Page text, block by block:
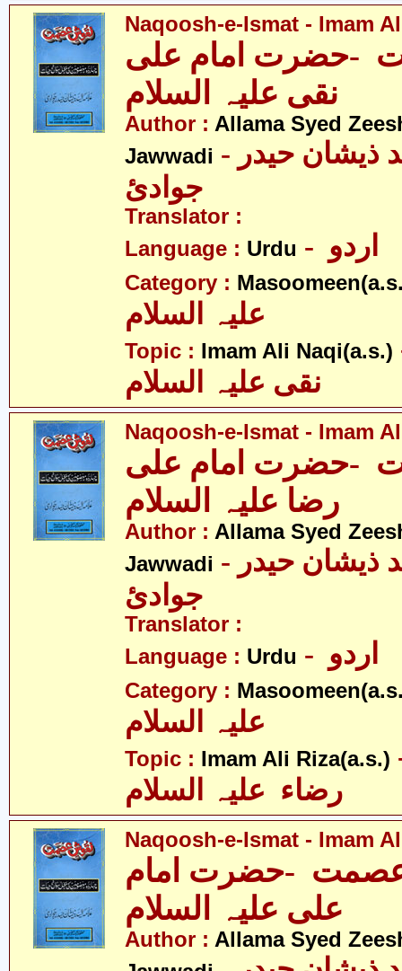
Naqoosh-e-Ismat - Imam
-حضرت امام علی
نقی علیہ السلام
Author : Allama Syed
Jawwadi - علامہ سیّد ذیشان حیدر
جوادئ
Translator :
Language : Urdu
Category :
Topic : Imam Ali Naqi(a.s.)
نقی علیہ السلام
Naqoosh-e-Ismat - Imam
-حضرت امام علی
رضا علیہ السلام
Author : Allama Syed
Jawwadi - علامہ سیّد ذیشان حیدر
جوادئ
Translator :
Language : Urdu
Category :
Topic : Imam Ali Riza(a.s.)
رضاء علیہ السلام
Naqoosh-e-Ismat - Imam
-حضرت امام
علی علیہ السلام
Author : Allama Syed